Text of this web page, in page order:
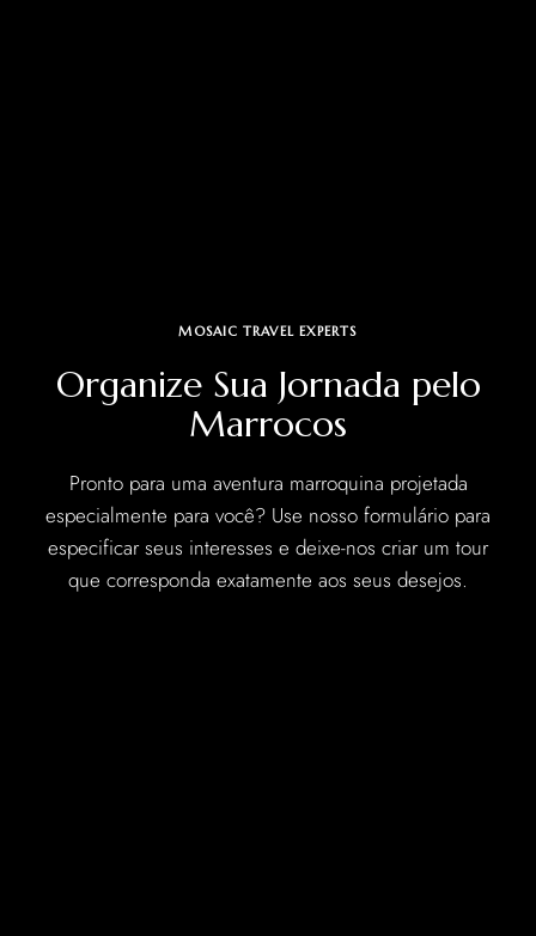
MOSAIC TRAVEL EXPERTS
Organize Sua Jornada pelo
Marrocos
Pronto para uma aventura marroquina projetada
especialmente para você? Use nosso formulário para
especificar seus interesses e deixe-nos criar um tour
que corresponda exatamente aos seus desejos.